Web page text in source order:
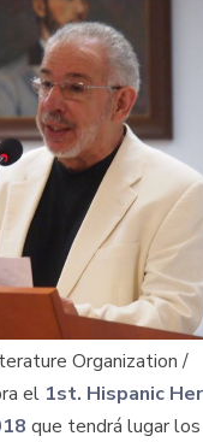
Organization /
el 1st. Hispanic
que tendrá lugar